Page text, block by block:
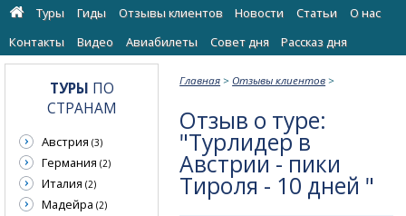
Туры Гиды Отзывы клиентов Новости Статьи
О нас
Контакты
Видео Авиабилеты Cовет дня Рассказ дня
Главная > Отзывы клиентов >
Отзыв о туре:
"Турлидер в
Австрии - пики
Тироля - 10 дней "
ТУРЫ ПО
СТРАНАМ
Австрия (3)
Германия (2)
Италия (2)
Мадейра (2)